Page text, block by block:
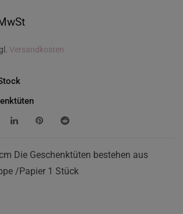
Versandkosten
Die Geschenktüten bestehen aus
/Papier 1 Stück